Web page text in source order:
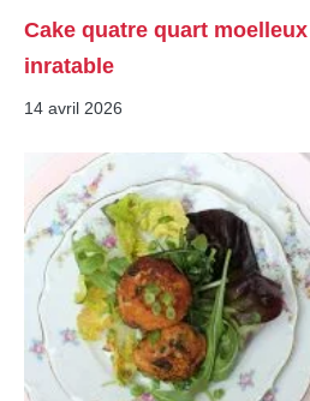
Cake quatre quart
inratable
14 avril 2026